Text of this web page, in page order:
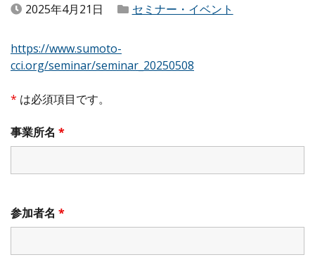
2025年4月21日 セミナー・イベント
https://www.sumoto-
cci.org/seminar/seminar_20250508
* は必須項目です。
事業所名 *
参加者名 *